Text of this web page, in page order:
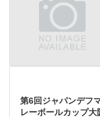
第6回ジャパンデフ
レーボールカップ大